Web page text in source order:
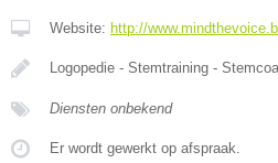
Website: http://
Logopedie - Stemtraining -
Diensten onbekend
Er wordt gewerkt op afspraak.